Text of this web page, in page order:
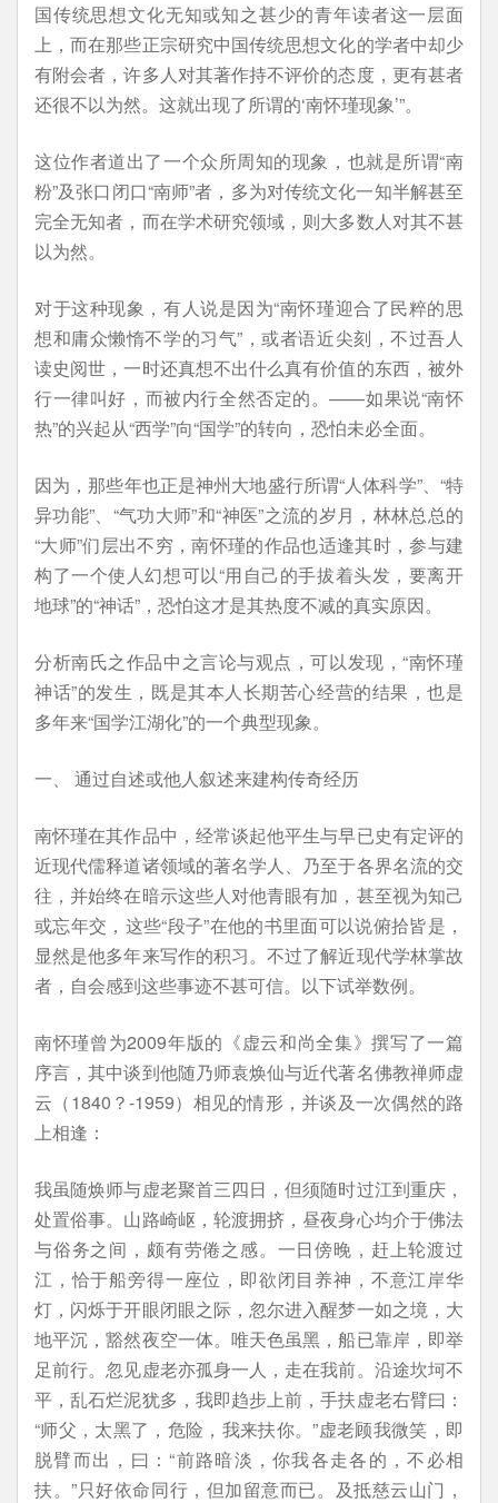
国传统思想文化无知或知之甚少的青年读者这一层面
上，而在那些正宗研究中国传统思想文化的学者中却少
有附会者，许多人对其著作持不评价的态度，更有甚者
还很不以为然。这就出现了所谓的‘南怀瑾现象’”。
这位作者道出了一个众所周知的现象，也就是所谓“南
粉”及张口闭口“南师”者，多为对传统文化一知半解甚至
完全无知者，而在学术研究领域，则大多数人对其不甚
以为然。
对于这种现象，有人说是因为“南怀瑾迎合了民粹的思
想和庸众懒惰不学的习气”，或者语近尖刻，不过吾人
读史阅世，一时还真想不出什么真有价值的东西，被外
行一律叫好，而被内行全然否定的。——如果说“南怀
热”的兴起从“西学”向“国学”的转向，恐怕未必全面。
因为，那些年也正是神州大地盛行所谓“人体科学”、“特
异功能”、“气功大师”和“神医”之流的岁月，林林总总的
“大师”们层出不穷，南怀瑾的作品也适逢其时，参与建
构了一个使人幻想可以“用自己的手拔着头发，要离开
地球”的“神话”，恐怕这才是其热度不减的真实原因。
分析南氏之作品中之言论与观点，可以发现，“南怀瑾
神话”的发生，既是其本人长期苦心经营的结果，也是
多年来“国学江湖化”的一个典型现象。
一、 通过自述或他人叙述来建构传奇经历
南怀瑾在其作品中，经常谈起他平生与早已史有定评的
近现代儒释道诸领域的著名学人、乃至于各界名流的交
往，并始终在暗示这些人对他青眼有加，甚至视为知己
或忘年交，这些“段子”在他的书里面可以说俯拾皆是，
显然是他多年来写作的积习。不过了解近现代学林掌故
者，自会感到这些事迹不甚可信。以下试举数例。
南怀瑾曾为2009年版的《虚云和尚全集》撰写了一篇
序言，其中谈到他随乃师袁焕仙与近代著名佛教禅师虚
云（1840？-1959）相见的情形，并谈及一次偶然的路
上相逢：
我虽随焕师与虚老聚首三四日，但须随时过江到重庆，
处置俗事。山路崎岖，轮渡拥挤，昼夜身心均介于佛法
与俗务之间，颇有劳倦之感。一日傍晚，赶上轮渡过
江，恰于船旁得一座位，即欲闭目养神，不意江岸华
灯，闪烁于开眼闭眼之际，忽尔进入醒梦一如之境，大
地平沉，豁然夜空一体。唯天色虽黑，船已靠岸，即举
足前行。忽见虚老亦孤身一人，走在我前。沿途坎坷不
平，乱石烂泥犹多，我即趋步上前，手扶虚老右臂曰：
“师父，太黑了，危险，我来扶你。”虚老顾我微笑，即
脱臂而出，曰：“前路暗淡，你我各走各的，不必相
扶。”只好依命同行，但加留意而已。及抵慈云山门，